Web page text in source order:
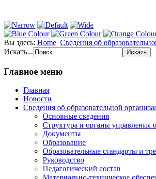
Вы здесь: Home Сведения об
Искать...
Главное меню
Главная
Новости
Сведения об образовательной
Основные сведения
Структура и органы управления
Документы
Образование
Образовательные стандарты и
Руководство
Педагогический состав